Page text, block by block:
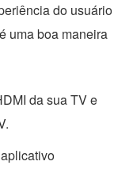
do usuário
uma boa maneira
da sua TV e